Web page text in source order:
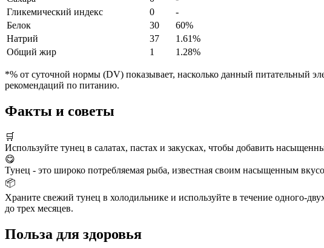
Гликемический индекс
0
-
Белок
30
60%
Натрий
37
1.61%
Общий жир
1 1.28%
*% от суточной нормы (DV) показывает, насколько данный питательный
рекомендаций по питанию.
Факты и советы
🛒
Используйте тунец в салатах, пастах и закусках, чтобы добавить
😋
Тунец - это широко потребляемая рыба, известная своим насыщенным
📦
Храните свежий тунец в холодильнике и используйте в течение одного-
до трех месяцев.
Польза для здоровья